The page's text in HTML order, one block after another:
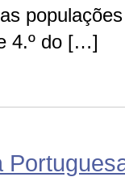
4.º do […]